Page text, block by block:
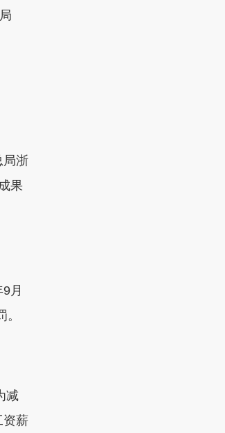
浙
果
月
减
资薪